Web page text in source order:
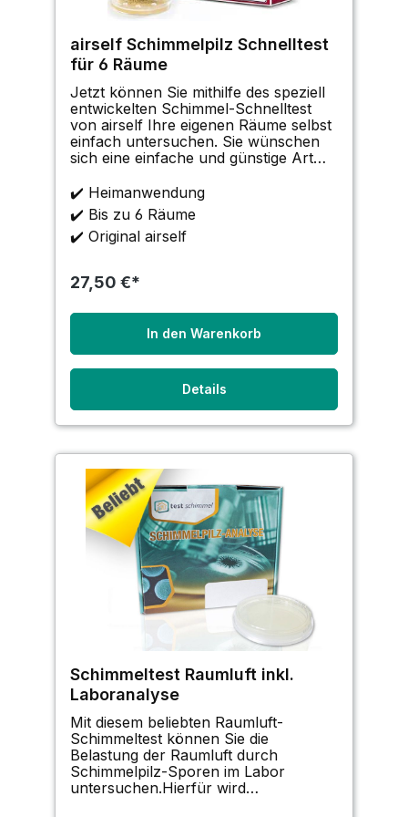
airself Schimmelpilz Schnelltest
für 6 Räume
Jetzt können Sie mithilfe des speziell
entwickelten Schimmel-Schnelltest
von airself Ihre eigenen Räume selbst
einfach untersuchen. Sie wünschen
sich eine einfache und günstige Art
untersuchen zu können? Vermuten
Sie eine Belastung durch
Schimmelpilz-Sporen i
✔️ Heimanwendung
✔️ Bis zu 6 Räume
✔️ Original airself
27,50 €*
In den Warenkorb
Details
Schimmeltest Raumluft inkl.
Laboranalyse
Mit diesem beliebten Raumluft-
Schimmeltest können Sie die
Belastung der Raumluft durch
Schimmelpilz-Sporen im Labor
untersuchen.Hierfür wird